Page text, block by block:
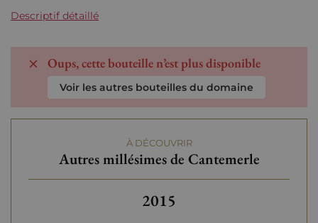
Descriptif détaillé
Oups, cette bouteille n’est plus disponible
Voir les autres bouteilles du domaine
À DÉCOUVRIR
Autres millésimes de Cantemerle
Autres millésimes de
2015